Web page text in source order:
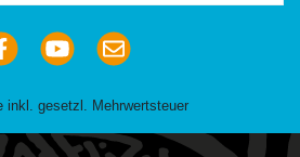
inkl. gesetzl. Mehrwertsteuer